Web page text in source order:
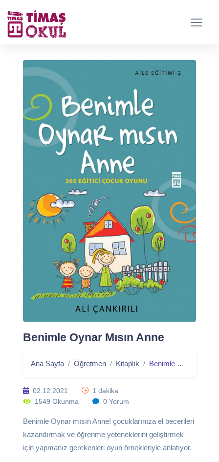
Benimle Oynar Mısın Anne
Ana Sayfa Öğretmen Kitaplık Benimle Oynar mısın Anne
02.12.2021
1 dakika
1549 Okunma
0 Yorum
Benimle Oynar mısın Anne! çocuklarınıza el becerileri
kazandırmak ve öğrenme yeteneklerini geliştirmek
için yapmanız gerekenleri oyun örnekleriyle anlatıyor.